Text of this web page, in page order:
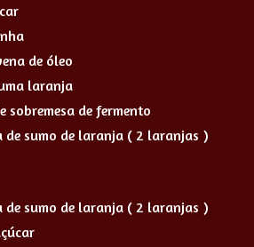
de óleo
laranja
sobremesa de fermento
de sumo de laranja ( 2 laranjas )
de sumo de laranja ( 2 laranjas )